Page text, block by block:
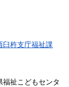
臼杵支庁福祉課
福祉こどもセンタ